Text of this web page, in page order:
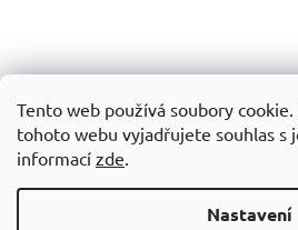
Tento web používá soubory
tohoto webu vyjadřujete souhlas s
informací zde.
Nastavení